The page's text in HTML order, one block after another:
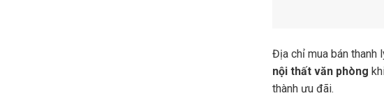
Địa chỉ mua bán thanh
nội thất văn phòng
thành ưu đãi.